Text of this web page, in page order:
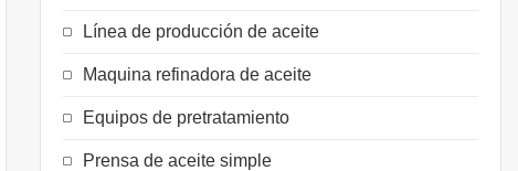
Línea de producción de aceite
Maquina refinadora de aceite
Equipos de pretratamiento
Prensa de aceite simple